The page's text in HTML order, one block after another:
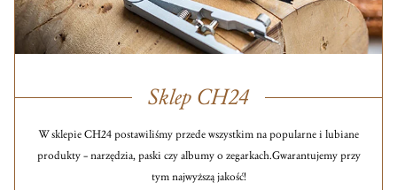
Sklep CH24
W sklepie CH24 postawiliśmy przede wszystkim na popularne i lubiane
produkty – narzędzia, paski czy albumy o zegarkach.Gwarantujemy przy
tym najwyższą jakość!